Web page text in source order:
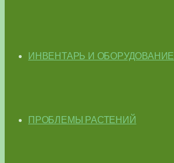
ИНВЕНТАРЬ И ОБОРУДОВАНИЕ
ПРОБЛЕМЫ РАСТЕНИЙ